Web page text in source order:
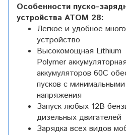
Особенности пуско-
устройства АТОМ 28:
Легкое и удобное
устройство
Высокомощная Lithium
Polymer
аккумуляторов 60С
пусков с
напряжения
Запуск любых 12В
дизельных двигателей
Зарядка всех видов